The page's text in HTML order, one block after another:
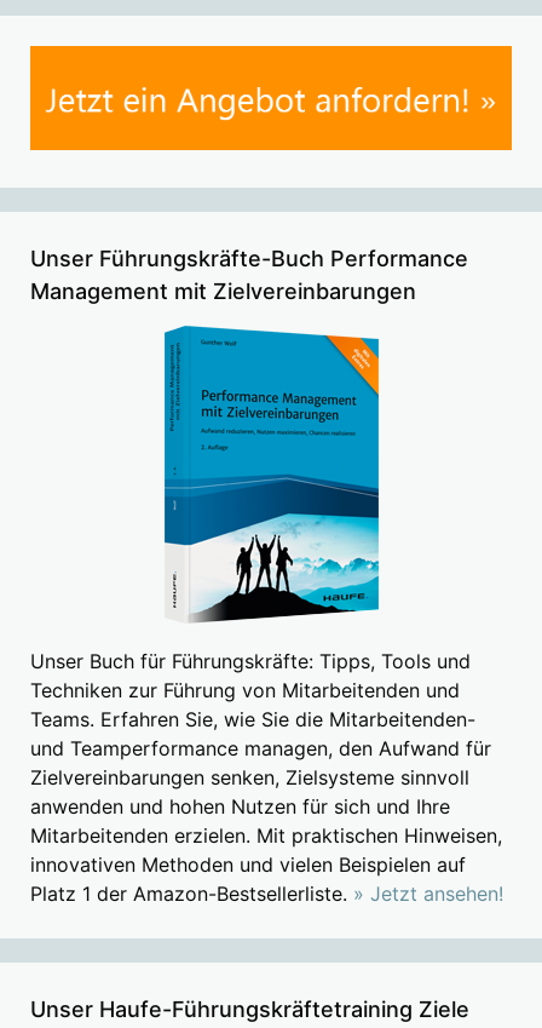
Unser Führungskräfte-Buch Performance
Management mit Zielvereinbarungen
Unser Buch für Führungskräfte: Tipps, Tools und
Techniken zur Führung von Mitarbeitenden und
Teams. Erfahren Sie, wie Sie die Mitarbeitenden-
und Teamperformance managen, den Aufwand für
Zielvereinbarungen senken, Zielsysteme sinnvoll
anwenden und hohen Nutzen für sich und Ihre
Mitarbeitenden erzielen. Mit praktischen Hinweisen,
innovativen Methoden und vielen Beispielen auf
Platz 1 der Amazon-Bestsellerliste. » Jetzt ansehen!
Unser Haufe-Führungskräftetraining Ziele